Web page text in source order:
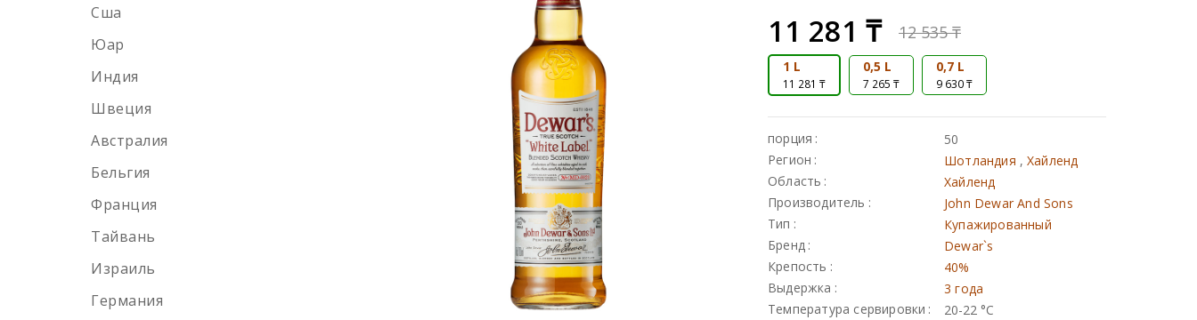
12 535₸
11 281 ₸
1 L
11 281 ₸
0,5 L
7 265 ₸
0,7 L
9 630 ₸
порция
50
Регион
Шотландия , Хайленд
Область
Хайленд
Производитель
John Dewar And Sons
Тип
Купажированный
Бренд
Dewar`s
Крепость
40%
Выдержка
3 года
Температура сервировки
20-22 °С
Сша
Юар
Индия
Швеция
Австралия
Бельгия
Франция
Тайвань
Израиль
Германия
Купажированный
Купажированный солод
Солодовый